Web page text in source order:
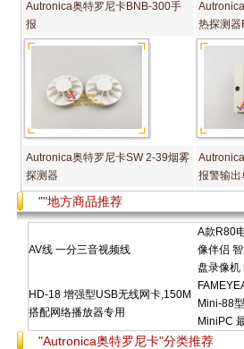
Autronica奥特罗尼卡BNB-300手
报
热探测
Autronica奥特罗尼卡SW 2-39烟雾
探测器
报警输出
""地方商品推荐
AV线 一分三音视频线
A款R80
像伴侣
盘录像机
HD-18 增强型USB无线网卡,150M
搭配网络播放器专用
Mini-88
MiniPC
"Autronica奥特罗尼卡"分类推荐